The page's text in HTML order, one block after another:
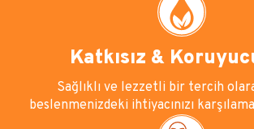
Katkısız &
Sağlıklı ve lezzetli bir tercih
beslenmenizdeki ihtiyacınızı